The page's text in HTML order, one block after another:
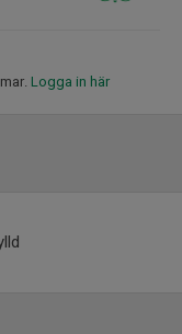
Logga in här